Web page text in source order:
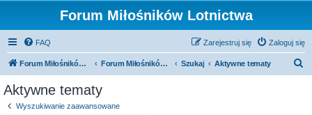
Forum Miłośników Lotnictwa
FAQ Zaloguj się
Zarejestruj się
Forum Miłośników Lotnictwa Forum Miłośników Lotnictwa Szukaj Aktywne tematy
Aktywne tematy
Wyszukiwanie zaawansowane